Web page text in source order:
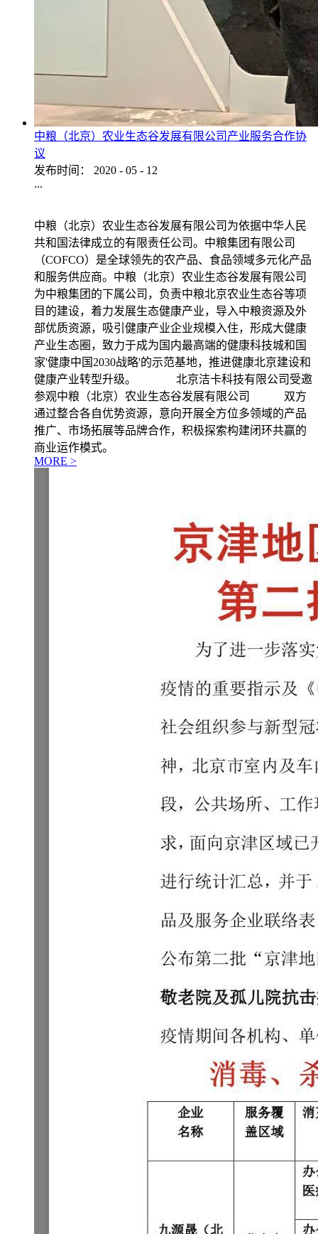
中粮（北京）农业生态谷发展有限公司产业服务合作协
议
发布时间：
2020 - 05 - 12
...
中粮（北京）农业生态谷发展有限公司为依据中华人民
共和国法律成立的有限责任公司。中粮集团有限公司
（COFCO）是全球领先的农产品、食品领域多元化产品
和服务供应商。中粮（北京）农业生态谷发展有限公司
为中粮集团的下属公司，负责中粮北京农业生态谷等项
目的建设，着力发展生态健康产业，导入中粮资源及外
部优质资源，吸引健康产业企业规模入住，形成大健康
产业生态圈，致力于成为国内最高端的健康科技城和国
家'健康中国2030战略'的示范基地，推进健康北京建设和
健康产业转型升级。 北京洁卡科技有限公司受邀
参观中粮（北京）农业生态谷发展有限公司 双方
通过整合各自优势资源，意向开展全方位多领域的产品
推广、市场拓展等品牌合作，积极探索构建闭环共赢的
商业运作模式。
MORE >